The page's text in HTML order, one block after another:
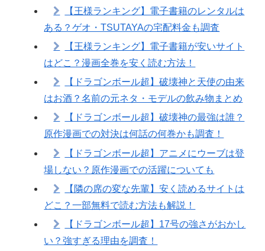
【王様ランキング】電子書籍のレンタルは
ある？ゲオ・TSUTAYAの宅配料金も調査
【王様ランキング】電子書籍が安いサイト
はどこ？漫画全巻を安く読む方法！
【ドラゴンボール超】破壊神と天使の由来
はお酒？名前の元ネタ・モデルの飲み物まとめ
【ドラゴンボール超】破壊神の最強は誰？
原作漫画での対決は何話の何巻かも調査！
【ドラゴンボール超】アニメにウーブは登
場しない？原作漫画での活躍についても
【隣の席の変な先輩】安く読めるサイトは
どこ？一部無料で読む方法も解説！
【ドラゴンボール超】17号の強さがおかし
い？強すぎる理由を調査！